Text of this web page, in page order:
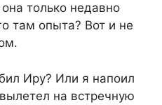
только недавно
там опыта? Вот и не
Иру? Или я напоил
на встречную